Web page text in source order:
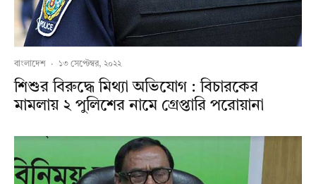
বাংলাদেশ · ১৩ সেপ্টেম্বর, ২০২২
শিশুর বিরুদ্ধে মিথ্যা অভিযোগ : বিচারকের
মামলায় ২ পুলিশের নামে গ্রেপ্তারি পরোয়ানা